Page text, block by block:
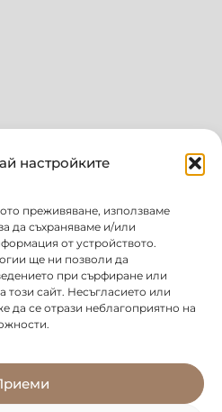
настройките
преживяване, използваме
да съхраняваме и/или
от устройството.
ще ни позволи да
при сърфиране или
сайт. Несъгласието или
да се отрази неблагоприятно на